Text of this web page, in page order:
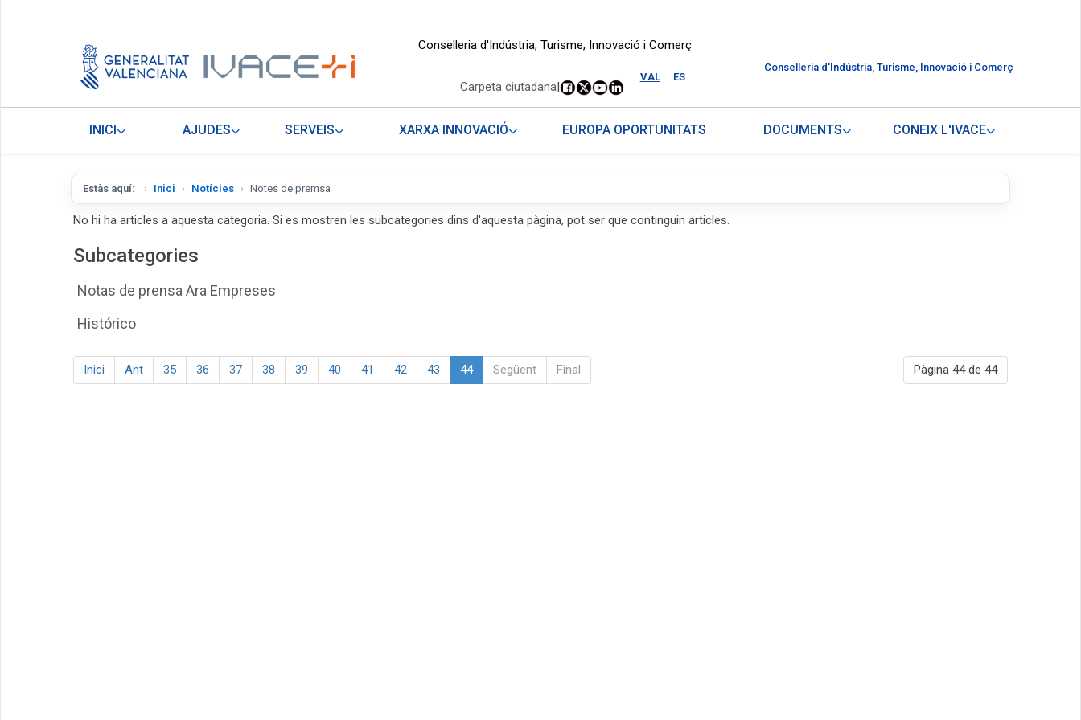
Conselleria d'Indústria, Turisme, Innovació i Comerç
VAL ES
.
Carpeta ciutadana|
Conselleria d'Indústria, Turisme, Innovació i Comerç
INICI AJUDES SERVEIS XARXA INNOVACIÓ EUROPA OPORTUNITATS DOCUMENTS CONEIX L'IVACE
Estàs aquí: Inici Notícies Notes de premsa
No hi ha articles a aquesta categoria. Si es mostren les subcategories dins d'aquesta pàgina, pot ser que continguin articles.
Subcategories
Notas de prensa Ara Empreses
Histórico
Pàgina 44 de 44
Inici Ant 35 36 37 38 39 40 41 42 43 44 Següent Final